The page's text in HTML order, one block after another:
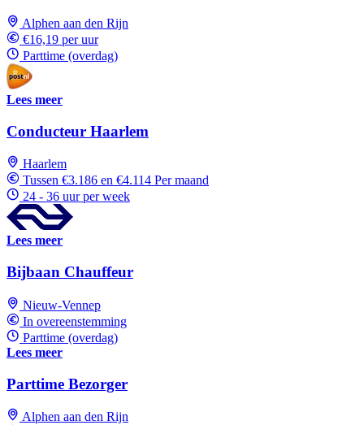
Alphen aan den Rijn
€16,19 per uur
Parttime (overdag)
Lees meer
Conducteur Haarlem
Haarlem
Tussen €3.186 en €4.114 Per maand
24 - 36 uur per week
Lees meer
Bijbaan Chauffeur
Nieuw-Vennep
In overeenstemming
Parttime (overdag)
Lees meer
Parttime Bezorger
Alphen aan den Rijn